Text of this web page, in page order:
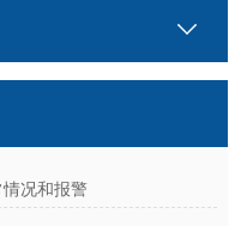
况和报警